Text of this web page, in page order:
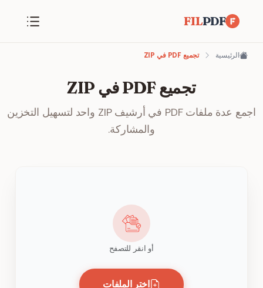
FILPDF
الرئيسية تجميع PDF في ZIP
تجميع PDF في ZIP
اجمع عدة ملفات PDF في أرشيف ZIP واحد لتسهيل التخزين
والمشاركة.
أو انقر للتصفح
اختر الملفات